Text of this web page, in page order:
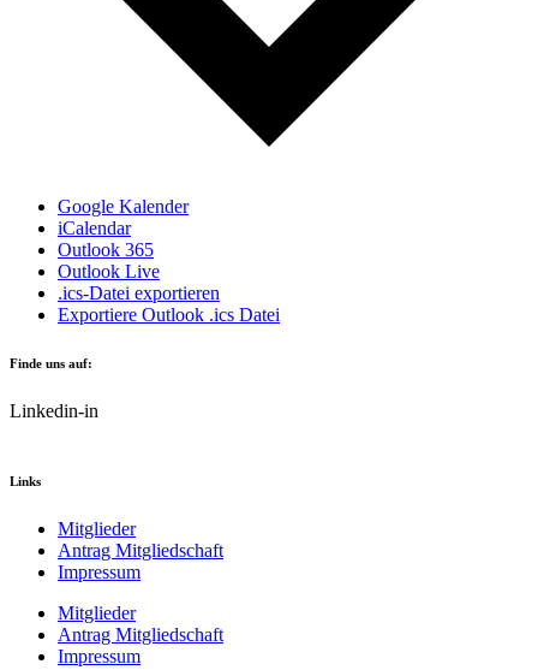
Google Kalender
iCalendar
Outlook 365
Outlook Live
.ics-Datei exportieren
Exportiere Outlook .ics Datei
Finde uns auf:
Linkedin-in
Links
Mitglieder
Antrag Mitgliedschaft
Impressum
Mitglieder
Antrag Mitgliedschaft
Impressum